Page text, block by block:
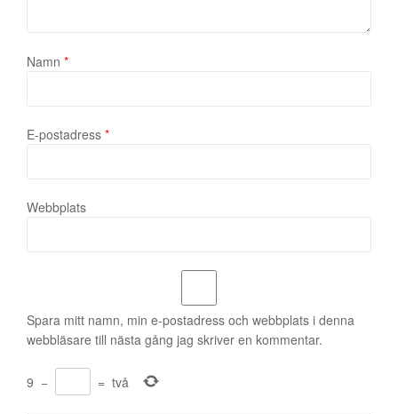
Namn *
E-postadress *
Webbplats
Spara mitt namn, min e-postadress och webbplats i denna
webbläsare till nästa gång jag skriver en kommentar.
9 − = två